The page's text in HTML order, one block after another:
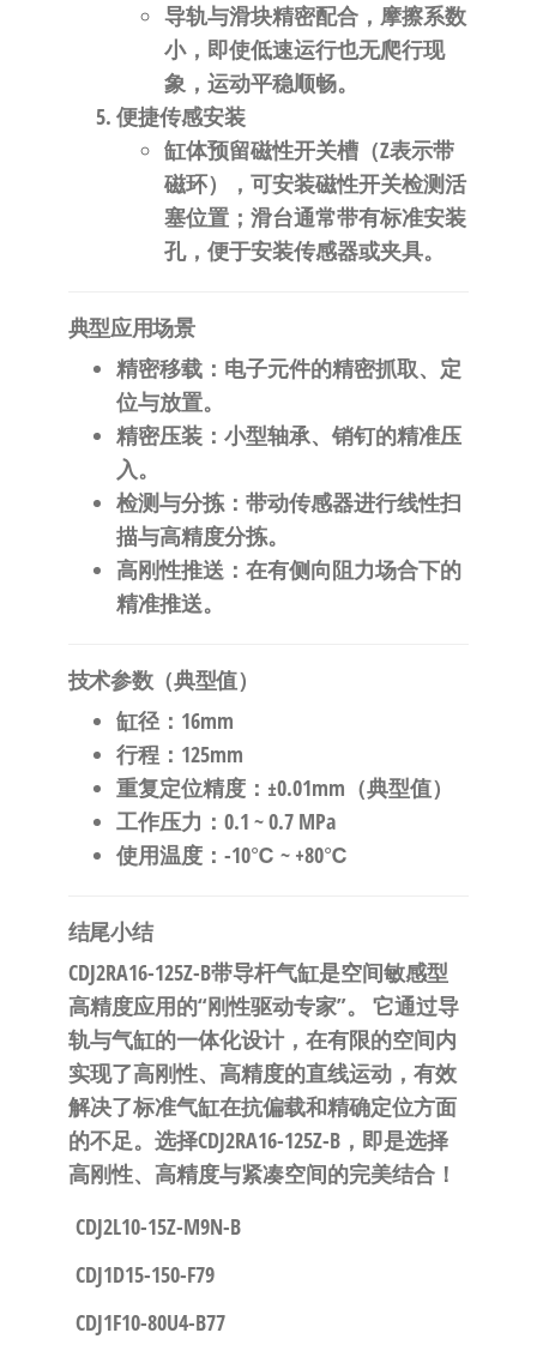
导轨与滑块精密配合，摩擦系数
小，即使低速运行也无爬行现
象，运动平稳顺畅。
​便捷传感安装​
缸体预留磁性开关槽（Z表示带
磁环），可安装磁性开关检测活
塞位置；滑台通常带有标准安装
孔，便于安装传感器或夹具。
​典型应用场景​
​精密移载​​：电子元件的精密抓取、定
位与放置。
​精密压装​​：小型轴承、销钉的精准压
入。
​检测与分拣​​：带动传感器进行线性扫
描与高精度分拣。
​高刚性推送​​：在有侧向阻力场合下的
精准推送。
​技术参数（典型值）​
​缸径​​：16mm
​行程​​：125mm
​重复定位精度​​：±0.01mm（典型值）
​工作压力​ ​：0.1 ~ 0.7 MPa
​使用温度​​：-10℃ ~ +80℃
​结尾小结​
​CDJ2RA16-125Z-B带导杆气缸是空间敏感型
高精度应用的“刚性驱动专家”。​
​ 它通过导
轨与气缸的一体化设计，在有限的空间内
实现了高刚性、高精度的直线运动，有效
解决了标准气缸在抗偏载和精确定位方面
的不足。​ ​选择CDJ2RA16-125Z-B，即是选择
高刚性、高精度与紧凑空间的完美结合！​
CDJ2L10-15Z-M9N-B
CDJ1D15-150-F79
CDJ1F10-80U4-B77